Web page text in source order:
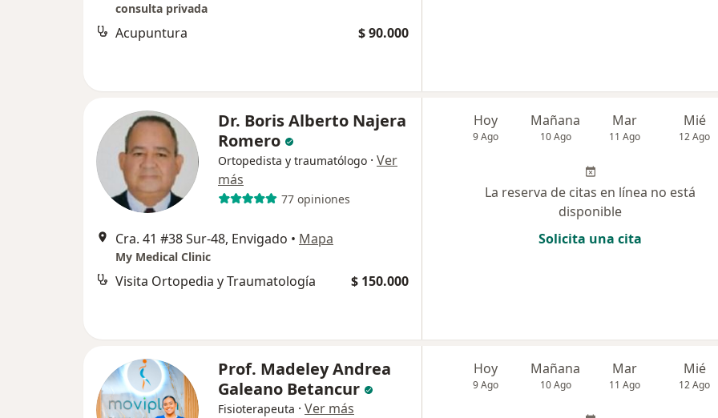
consulta privada
Acupuntura $ 90.000
Dr. Boris Alberto Najera
Romero
Ortopedista y traumatólogo · Ver
más
77 opiniones
Cra. 41 #38 Sur-48, Envigado • Mapa
My Medical Clinic
Visita Ortopedia y Traumatología $ 150.000
Hoy
9 Ago
Mañana
10 Ago
Mar
11 Ago
Mié
12 Ago
La reserva de citas en línea no está
disponible
Solicita una cita
Prof. Madeley Andrea
Galeano Betancur
Fisioterapeuta · Ver más
Hoy
9 Ago
Mañana
10 Ago
Mar
11 Ago
Mié
12 Ago